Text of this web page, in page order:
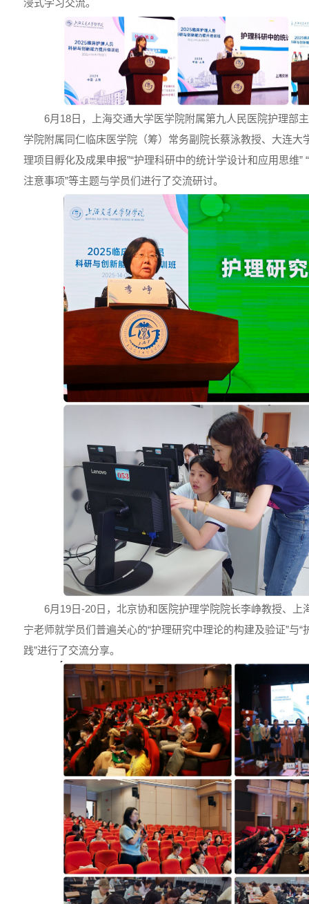
6月18日，上海交通大学医学院附属第九人民医院护理部
学院附属同仁临床医学院（筹）常务副院长蔡泳教授、大连大
理项目孵化及成果申报”“护理科研中的统计学设计和应用思维”
注意事项”等主题与学员们进行了交流研讨。
6月19日-20日，北京协和医院护理学院院长李峥教授、上
宁老师就学员们普遍关心的“护理研究中理论的构建及验证”与
践”进行了交流分享。